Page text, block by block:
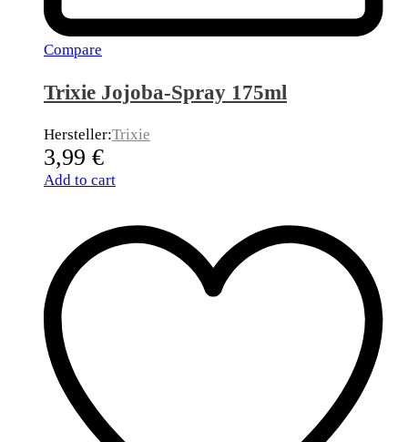
Compare
Trixie Jojoba-Spray 175ml
Hersteller:Trixie
3,99 €
Add to cart